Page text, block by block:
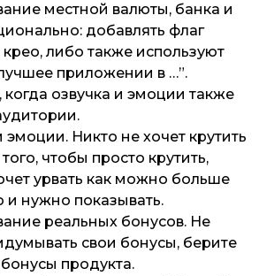
местной валюты, банка и
добавлять флаг
либо также используют
приложении в …”.
озвучка и эмоции также
Никто не хочет крутить
чтобы просто крутить,
урвать как можно больше
и нужно показывать.
реальных бонусов. Не
свои бонусы, берите
продукта.